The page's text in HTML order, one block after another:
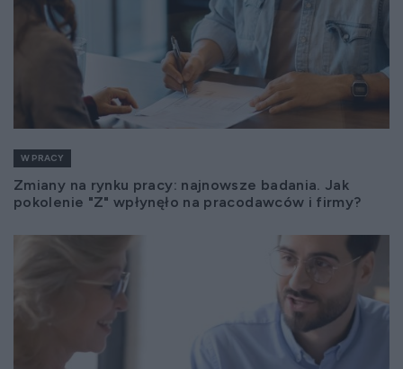
W PRACY
Zmiany na rynku pracy: najnowsze badania. Jak
pokolenie "Z" wpłynęło na pracodawców i firmy?